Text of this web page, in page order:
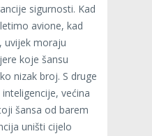
sigurnosti. Kad
avione, kad
uvijek moraju
koje šansu
nizak broj. S druge
većina
šansa od barem
uništi cijelo